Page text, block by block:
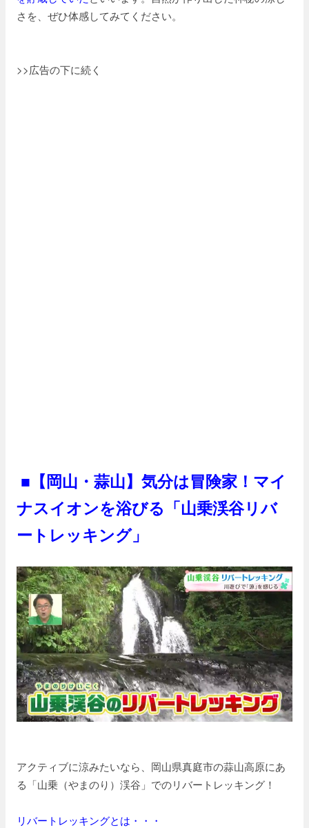
さを、ぜひ体感してみてください。
>>広告の下に続く
■ 【岡山・蒜山】気分は冒険家！マイ
ナスイオンを浴びる「山乗渓谷リバ
ートレッキング」
アクティブに涼みたいなら、岡山県真庭市の蒜山高原にあ
る「山乗（やまのり）渓谷」でのリバートレッキング！
リバートレッキングとは・・・